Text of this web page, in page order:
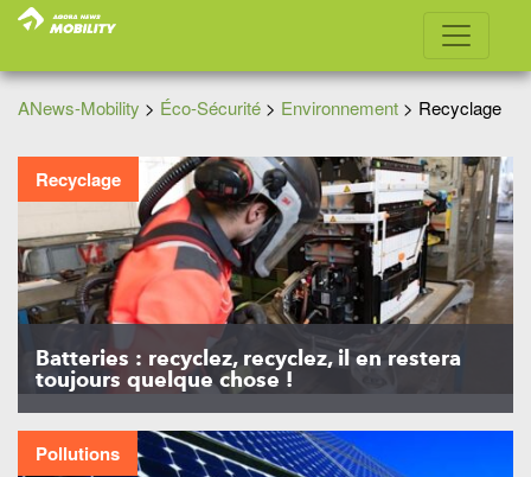
ANews-Mobility > Éco-Sécurité > Environnement > Recyclage
Recyclage
Batteries : recyclez, recyclez, il en restera
toujours quelque chose !
Pollutions